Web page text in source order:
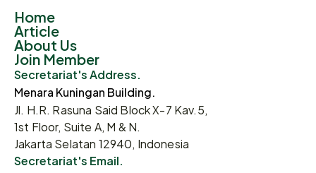
Home
Article
About Us
Join Member
Secretariat's Address.
Menara Kuningan Building.
Jl. H.R. Rasuna Said Block X-7 Kav.5,
1st Floor, Suite A, M & N.
Jakarta Selatan 12940, Indonesia
Secretariat's Email.